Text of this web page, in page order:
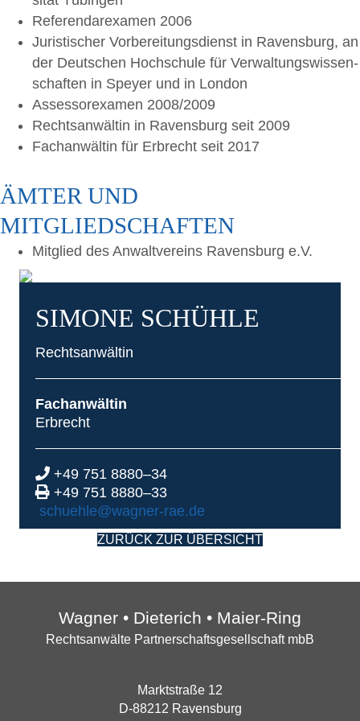
Refe­ren­dar­ex­amen 2006
Juris­ti­scher Vor­be­rei­tungs­dienst in Ravens­burg, an
der Deut­schen Hoch­schu­le für Ver­wal­tungs­wis­sen­
schaf­ten in Spey­er und in London
Asses­sor­ex­amen 2008/2009
Rechts­an­wäl­tin in Ravens­burg seit 2009
Fach­an­wäl­tin für Erbrecht seit 2017
ÄMTER UND
MITGLIEDSCHAFTEN
Mit­glied des Anwalt­ver­eins Ravens­burg e.V.
SIMO­NE SCHÜHLE
Rechts­an­wäl­tin
Fach­an­wäl­tin
Erbrecht
+49 751 8880–34
+49 751 8880–33
schuehle@wagner-rae.de
ZURÜCK ZUR ÜBERSICHT
Wag­ner • Die­te­rich • Maier-Ring
Rechts­an­wäl­te Part­ner­schafts­ge­sell­schaft mbB
Markt­stra­ße 12
D‑88212 Ravensburg